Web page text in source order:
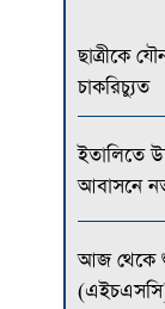
ছাত্রীকে
চাকরিচ্যুত
ইতালিতে
আবাসনে
আজ থেকে